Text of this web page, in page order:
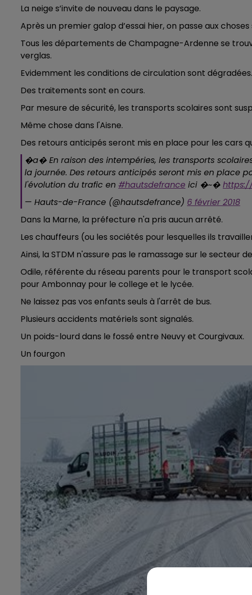
10h00 - 14h00
LE TICKET DE CAISSE
La neige s’invite de nouveau dans le paysage.
Après un premier galop d’essai hier, on passe aux choses
Tous les départements de Champagne-Ardenne se
verglas.
Evidemment les conditions de circulation sont dégradées.
Des traitements sont en cours.
Par mesure de sécurité, les transports scolaires sont
Même chose dans l'Aisne.
Des retours anticipés seront mis en place pour les cars
�a� En raison des intempéries, les transports
la journée. Des retours anticipés seront mis en place
l'évolution du trafic en #hautsdefrance ici �~�️
— Hauts-de-France (@hautsdefrance) 6 février 2018
Dans la Marne, la préfecture n'a pris aucun arrêté.
Les chauffeurs (ou les sociétés pour lesquelles ils
Ainsi, la STDM n'assure pas le ramassage sur le secteur
Odile, référente du réseau parents pour le transport
pour Ambonnay pour le college et le lycée.
Ne laissez pas vos enfants seuls à l'arrêt de bus.
Plusieurs accidents matériels sont signalés.
Un poids-lourd dans le fossé entre Neuvy et Courgivaux.
Un fourgon